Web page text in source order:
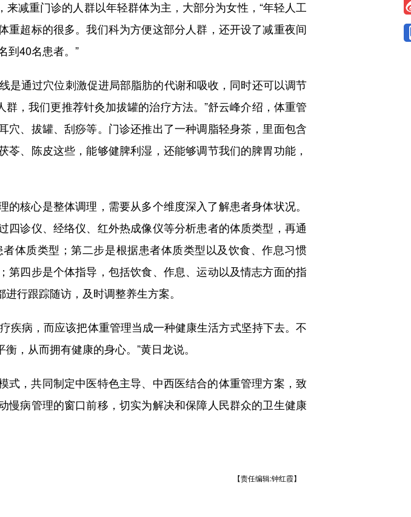
重门诊的人群以年轻群体为主，大部分为女性，“年轻人工
超标的很多。我们科为方便这部分人群，还开设了减重夜间
到40名患者。”
通过穴位刺激促进局部脂肪的代谢和吸收，同时还可以调节
，我们更推荐针灸加拔罐的治疗方法。”舒云峰介绍，体重管
、拔罐、刮痧等。门诊还推出了一种调脂轻身茶，里面包含
、陈皮这些，能够健脾利湿，还能够调节我们的脾胃功能，
心是整体调理，需要从多个维度深入了解患者身体状况。
诊仪、经络仪、红外热成像仪等分析患者的体质类型，再通
体质类型；第二步是根据患者体质类型以及饮食、作息习惯
四步是个体指导，包括饮食、作息、运动以及情志方面的指
行跟踪随访，及时调整养生方案。
病，而应该把体重管理当成一种健康生活方式坚持下去。不
，从而拥有健康的身心。”黄日龙说。
，共同制定中医特色主导、中西医结合的体重管理方案，致
病管理的窗口前移，切实为解决和保障人民群众的卫生健康
【责任编辑:钟红霞】